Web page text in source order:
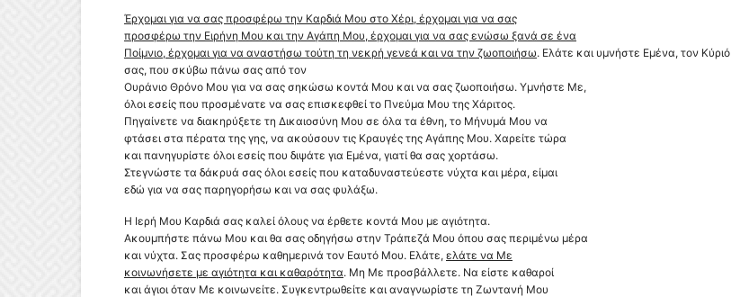
Έρχομαι για να σας προσφέρω την Καρδιά Μου στο Χέρι, έρχομαι για να σας
προσφέρω την Ειρήνη Μου και την Αγάπη Μου, έρχομαι για να σας ενώσω ξανά σε ένα
Ποίμνιο, έρχομαι για να αναστήσω τούτη τη νεκρή γενεά και να την ζωοποιήσω. Ελάτε και υμνήστε Εμένα, τον Κύριό
σας, που σκύβω πάνω σας από τον
Ουράνιο Θρόνο Μου για να σας σηκώσω κοντά Μου και να σας ζωοποιήσω. Υμνήστε Με,
όλοι εσείς που προσμένατε να σας επισκεφθεί το Πνεύμα Μου της Χάριτος.
Πηγαίνετε να διακηρύξετε τη Δικαιοσύνη Μου σε όλα τα έθνη, το Μήνυμά Μου να
φτάσει στα πέρατα της γης, να ακούσουν τις Κραυγές της Αγάπης Μου. Χαρείτε τώρα
και πανηγυρίστε όλοι εσείς που διψάτε για Εμένα, γιατί θα σας χορτάσω.
Στεγνώστε τα δάκρυά σας όλοι εσείς που καταδυναστεύεστε νύχτα και μέρα, είμαι
εδώ για να σας παρηγορήσω και να σας φυλάξω.
Η Ιερή Μου Καρδιά σας καλεί όλους να έρθετε κοντά Μου με αγιότητα.
Ακουμπήστε πάνω Μου και θα σας οδηγήσω στην Τράπεζά Μου όπου σας περιμένω μέρα
και νύχτα. Σας προσφέρω καθημερινά τον Εαυτό Μου. Ελάτε, ελάτε να Με
κοινωνήσετε με αγιότητα και καθαρότητα. Μη Με προσβάλλετε. Να είστε καθαροί
και άγιοι όταν Με κοινωνείτε. Συγκεντρωθείτε και αναγνωρίστε τη Zωντανή Μου